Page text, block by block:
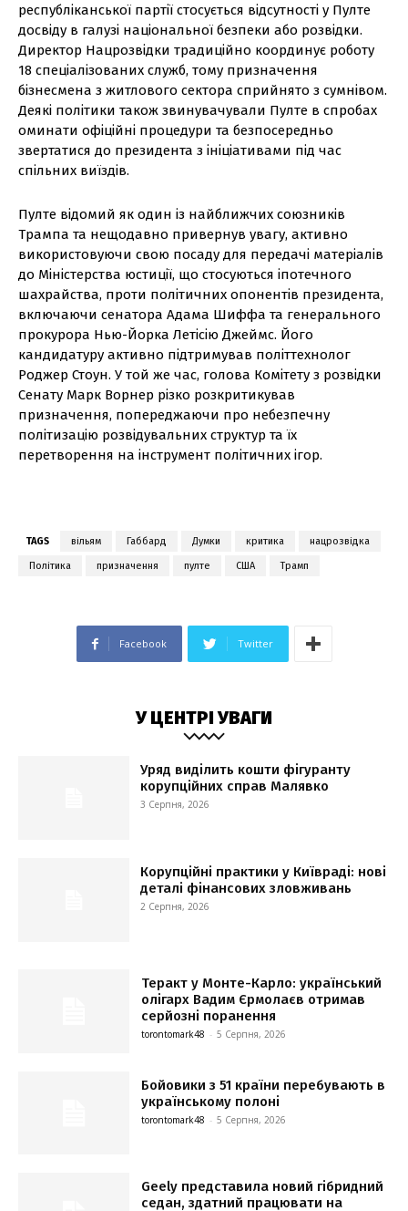
республіканської партії стосується відсутності у Пулте
досвіду в галузі національної безпеки або розвідки.
Директор Нацрозвідки традиційно координує роботу
18 спеціалізованих служб, тому призначення
бізнесмена з житлового сектора сприйнято з сумнівом.
Деякі політики також звинувачували Пулте в спробах
оминати офіційні процедури та безпосередньо
звертатися до президента з ініціативами під час
спільних виїздів.
Пулте відомий як один із найближчих союзників
Трампа та нещодавно привернув увагу, активно
використовуючи свою посаду для передачі матеріалів
до Міністерства юстиції, що стосуються іпотечного
шахрайства, проти політичних опонентів президента,
включаючи сенатора Адама Шиффа та генерального
прокурора Нью-Йорка Летісію Джеймс. Його
кандидатуру активно підтримував політтехнолог
Роджер Стоун. У той же час, голова Комітету з розвідки
Сенату Марк Ворнер різко розкритикував
призначення, попереджаючи про небезпечну
політизацію розвідувальних структур та їх
перетворення на інструмент політичних ігор.
TAGS вільям Габбард Думки критика нацрозвідка
Політика призначення пулте США Трамп
Facebook Twitter
У ЦЕНТРІ УВАГИ
Уряд виділить кошти фігуранту
корупційних справ Малявко
3 Серпня, 2026
Корупційні практики у Київраді: нові
деталі фінансових зловживань
2 Серпня, 2026
Теракт у Монте-Карло: український
олігарх Вадим Єрмолаєв отримав
серйозні поранення
torontomark48 - 5 Серпня, 2026
Бойовики з 51 країни перебувають в
українському полоні
torontomark48 - 5 Серпня, 2026
Geely представила новий гібридний
седан, здатний працювати на